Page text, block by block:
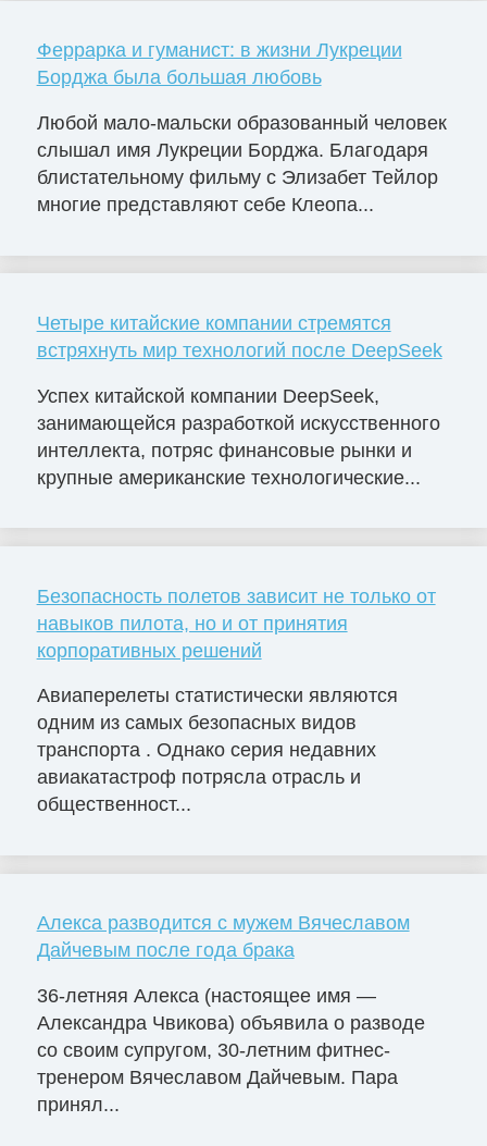
Феррарка и гуманист: в жизни Лукреции
Борджа была большая любовь
Любой мало-мальски образованный человек
слышал имя Лукреции Борджа. Благодаря
блистательному фильму с Элизабет Тейлор
многие представляют себе Клеопа...
Четыре китайские компании стремятся
встряхнуть мир технологий после DeepSeek
Успех китайской компании DeepSeek,
занимающейся разработкой искусственного
интеллекта, потряс финансовые рынки и
крупные американские технологические...
Безопасность полетов зависит не только от
навыков пилота, но и от принятия
корпоративных решений
Авиаперелеты статистически являются
одним из самых безопасных видов
транспорта . Однако серия недавних
авиакатастроф потрясла отрасль и
общественност...
Алекса разводится с мужем Вячеславом
Дайчевым после года брака
36-летняя Алекса (настоящее имя —
Александра Чвикова) объявила о разводе
со своим супругом, 30-летним фитнес-
тренером Вячеславом Дайчевым. Пара
принял...